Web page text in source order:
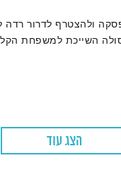
ולהצטרף לדרור רדה
השייכת למשפחת
הצג עוד